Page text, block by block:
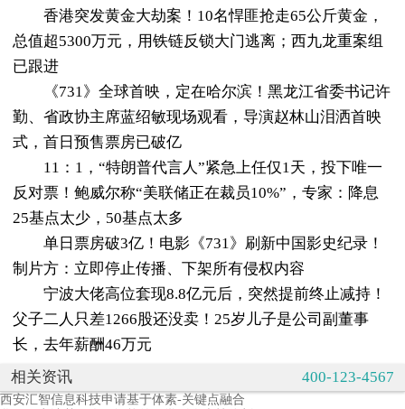
香港突发黄金大劫案！10名悍匪抢走65公斤黄金，
总值超5300万元，用铁链反锁大门逃离；西九龙重案组
已跟进
《731》全球首映，定在哈尔滨！黑龙江省委书记许
勤、省政协主席蓝绍敏现场观看，导演赵林山泪洒首映
式，首日预售票房已破亿
11：1，“特朗普代言人”紧急上任仅1天，投下唯一
反对票！鲍威尔称“美联储正在裁员10%”，专家：降息
25基点太少，50基点太多
单日票房破3亿！电影《731》刷新中国影史纪录！
制片方：立即停止传播、下架所有侵权内容
宁波大佬高位套现8.8亿元后，突然提前终止减持！
父子二人只差1266股还没卖！25岁儿子是公司副董事
长，去年薪酬46万元
相关资讯
400-123-4567
西安汇智信息科技申请基于体素-关键点融合